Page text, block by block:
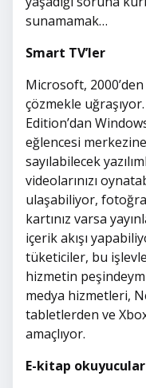
sunamamak…
Smart TV’ler
Microsoft,
çözmekle
Edition’dan
eğlencesi
sayılabilecek
videolarınızı
ulaşabiliyor,
kartınız varsa
içerik akışı
tüketiciler, bu
hizmetin
medya hizmetleri,
tabletlerden ve
amaçlıyor.
E-kitap okuyucular